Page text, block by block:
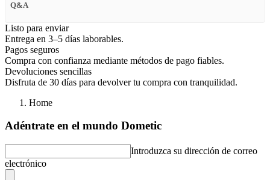
Q&A
Listo para enviar
Entrega en 3–5 días laborables.
Pagos seguros
Compra con confianza mediante métodos de pago fiables.
Devoluciones sencillas
Disfruta de 30 días para devolver tu compra con tranquilidad.
Home
Adéntrate en el mundo Dometic
Introduzca su dirección de correo
electrónico